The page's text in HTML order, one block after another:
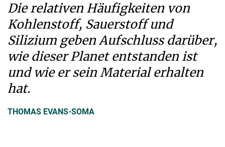
Die relativen Häufigkeiten von
Kohlenstoff, Sauerstoff und
Silizium geben Aufschluss darüber,
wie dieser Planet entstanden ist
und wie er sein Material erhalten
hat.
THOMAS EVANS-SOMA